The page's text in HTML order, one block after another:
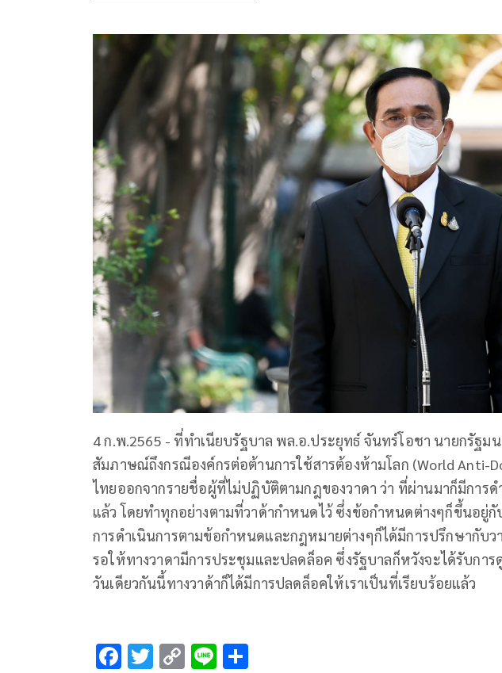
4 ก.พ.2565 - ที่ทำเนียบรัฐบาล พล.อ.ประยุทธ์ จันทร์โอชา นายกรัฐม
สัมภาษณ์ถึงกรณีองค์กรต่อต้านการใช้สารต้องห้ามโลก (World Anti-
ไทยออกจากรายชื่อผู้ที่ไม่ปฏิบัติตามกฎของวาดา ว่า ที่ผ่านมาก็มีการด
แล้ว โดยทำทุกอย่างตามที่วาด้ากำหนดไว้ ซึ่งข้อกำหนดต่างๆก็ขึ้นอยู่กั
การดำเนินการตามข้อกำหนดและกฎหมายต่างๆก็ได้มีการปรึกษากับ
รอให้ทางวาดามีการประชุมและปลดล็อค ซึ่งรัฐบาลก็หวังจะได้รับกา
วันเดียวกันนี้ทางวาด้าก็ได้มีการปลดล็อคให้เราเป็นที่เรียบร้อยแล้ว
F T C Li